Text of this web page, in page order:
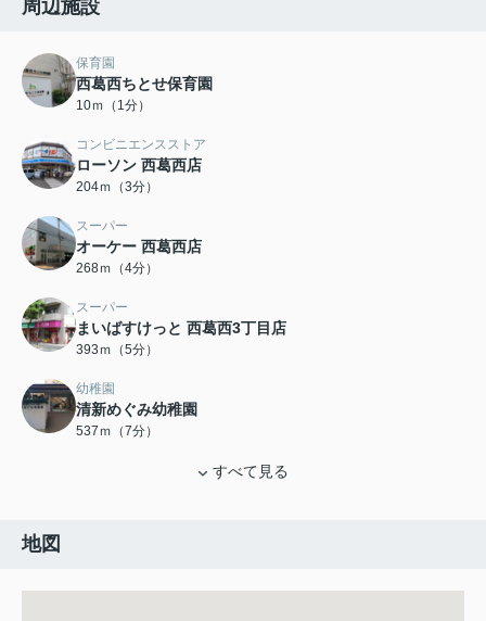
周辺施設
保育園
西葛西ちとせ保育園
10ｍ（1分）
コンビニエンスストア
ローソン 西葛西店
204ｍ（3分）
スーパー
オーケー 西葛西店
268ｍ（4分）
スーパー
まいばすけっと 西葛西3丁目店
393ｍ（5分）
幼稚園
清新めぐみ幼稚園
537ｍ（7分）
すべて見る
地図